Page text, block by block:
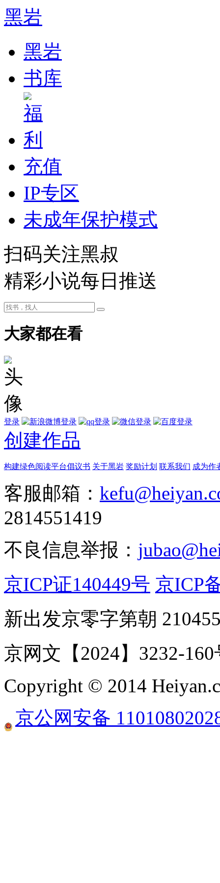
黑岩
黑岩
书库
充值
IP专区
未成年保护模式
扫码关注黑叔
精彩小说每日推送
大家都在看
登录
创建作品
构建绿色阅读平台倡议书 关于黑岩 奖励计划 联系我们 成为作
客服邮箱：
2814551419
不良信息举报：
京ICP证140449号 京ICP
新出发京零字第朝
京网文【2024】3232-160
Copyright © 2014
京公网安备